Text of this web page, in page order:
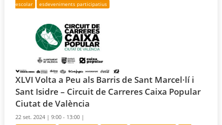
escolar
esdeveniments participatius
XLVI Volta a Peu als Barris de Sant Marcel·lí i
Sant Isidre – Circuit de Carreres Caixa Popular
Ciutat de València
22 set. 2024 |9:00 - 13:00 |